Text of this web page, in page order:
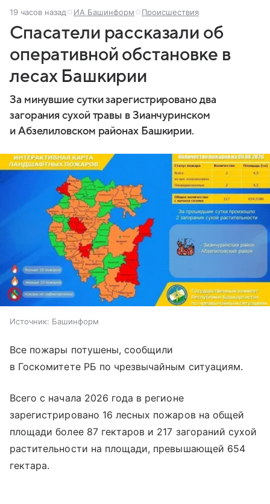
19 часов назад ИА Башинформ Происшествия
Спасатели рассказали об
оперативной обстановке в
лесах Башкирии
За минувшие сутки зарегистрировано два
загорания сухой травы в Зианчуринском
и Абзелиловском районах Башкирии.
Источник: Башинформ
Все пожары потушены, сообщили
в Госкомитете РБ по чрезвычайным ситуациям.
Всего с начала 2026 года в регионе
зарегистрировано 16 лесных пожаров на общей
площади более 87 гектаров и 217 загораний сухой
растительности на площади, превышающей 654
гектара.